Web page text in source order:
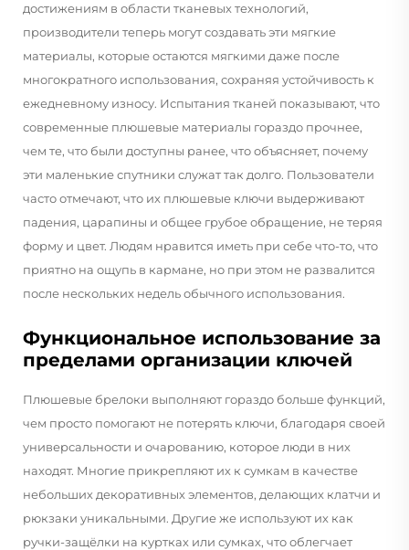
достижениям в области тканевых технологий,
производители теперь могут создавать эти мягкие
материалы, которые остаются мягкими даже после
многократного использования, сохраняя устойчивость к
ежедневному износу. Испытания тканей показывают, что
современные плюшевые материалы гораздо прочнее,
чем те, что были доступны ранее, что объясняет, почему
эти маленькие спутники служат так долго. Пользователи
часто отмечают, что их плюшевые ключи выдерживают
падения, царапины и общее грубое обращение, не теряя
форму и цвет. Людям нравится иметь при себе что-то, что
приятно на ощупь в кармане, но при этом не развалится
после нескольких недель обычного использования.
Функциональное использование за
пределами организации ключей
Плюшевые брелоки выполняют гораздо больше функций,
чем просто помогают не потерять ключи, благодаря своей
универсальности и очарованию, которое люди в них
находят. Многие прикрепляют их к сумкам в качестве
небольших декоративных элементов, делающих клатчи и
рюкзаки уникальными. Другие же используют их как
ручки-защёлки на куртках или сумках, что облегчает